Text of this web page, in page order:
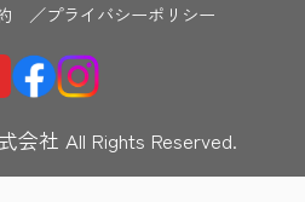
／プライバシーポリシー
会社 All Rights Reserved.